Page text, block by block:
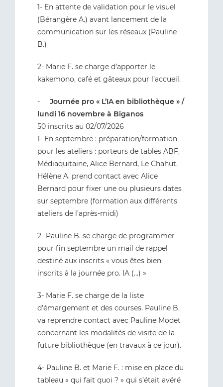
1- En attente de validation pour le visuel
(Bérangère A.) avant lancement de la
communication sur les réseaux (Pauline
B.)
2- Marie F. se charge d’apporter le
kakemono, café et gâteaux pour l’accueil.
- Journée pro « L’IA en bibliothèque » /
lundi 16 novembre à Biganos
50 inscrits au 02/07/2026
1- En septembre : préparation/formation
pour les ateliers : porteurs de tables ABF,
Médiaquitaine, Alice Bernard, Le Chahut.
Hélène A. prend contact avec Alice
Bernard pour fixer une ou plusieurs dates
sur septembre (formation aux différents
ateliers de l’après-midi)
2- Pauline B. se charge de programmer
pour fin septembre un mail de rappel
destiné aux inscrits « vous êtes bien
inscrits à la journée pro. IA (…) »
3- Marie F. se charge de la liste
d’émargement et des courses. Pauline B.
va reprendre contact avec Pauline Modet
concernant les modalités de visite de la
future bibliothèque (en travaux à ce jour).
4- Pauline B. et Marie F. : mise en place du
tableau « qui fait quoi ? » qui s’était avéré